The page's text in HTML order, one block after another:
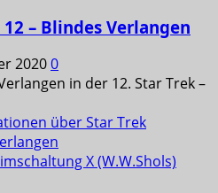
– Blindes Verlangen
20200
in der 12. Star Trek –
über Star Trek
X (W.W.Shols)